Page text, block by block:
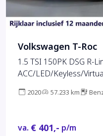
Volkswagen T-Roc
1.5 TSI 150PK DSG R-
ACC/LED/Keyless/
2020 57.233 km
va. € 401,- p/m